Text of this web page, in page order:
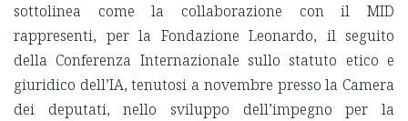
sottolinea come la collaborazione con il MID
rappresenti, per la Fondazione Leonardo, il seguito
della Conferenza Internazionale sullo statuto etico e
giuridico dell’IA, tenutosi a novembre presso la Camera
dei deputati, nello sviluppo dell’impegno per la